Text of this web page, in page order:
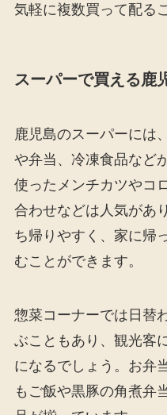
気軽に複数買って配る
スーパーで買える鹿
鹿児島のスーパーには
や弁当、冷凍食品など
使ったメンチカツやコ
合わせなどは人気があ
ち帰りやすく、家に帰
むことができます。
惣菜コーナーでは日替
ぶこともあり、観光客
になるでしょう。お弁
もご飯や黒豚の角煮弁